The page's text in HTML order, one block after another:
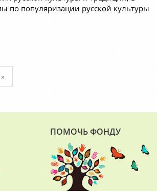
по популяризации русской культуры
»
ПОМОЧЬ ФОНДУ